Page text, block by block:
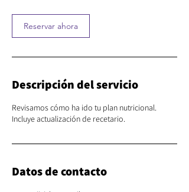
Reservar ahora
Descripción del servicio
Revisamos cómo ha ido tu plan nutricional.
Incluye actualización de recetario.
Datos de contacto